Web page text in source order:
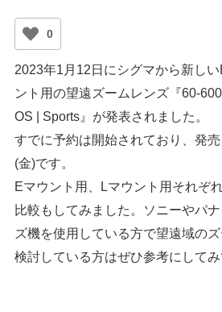
0
2023年1月12日にシグマから新し
ント用の望遠ズームレンズ『60-
OS | Sports』が発表されました。
すでに予約は開始されており、発
(金)です。
Eマウント用、Lマウント用それぞ
比較もしてみました。ソニーやパ
ズ機を使用している方で望遠域の
検討している方はぜひ参考にしてみ